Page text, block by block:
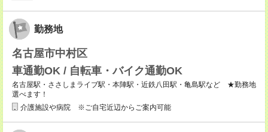
勤務地
名古屋市中村区
車通勤OK / 自転車・バイク通勤OK
名古屋駅・ささしまライブ駅・本陣駅・近鉄八田駅・亀島駅など ★勤務地
選べます！
介護施設や病院 ※ご自宅近辺からご案内可能